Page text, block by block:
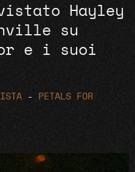
Hayley
su
e i suoi
-
PETALS FOR